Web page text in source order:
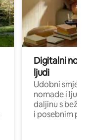
Digitalni
ljudi
Udobni
nomade i ljude
daljinu s
i posebnim